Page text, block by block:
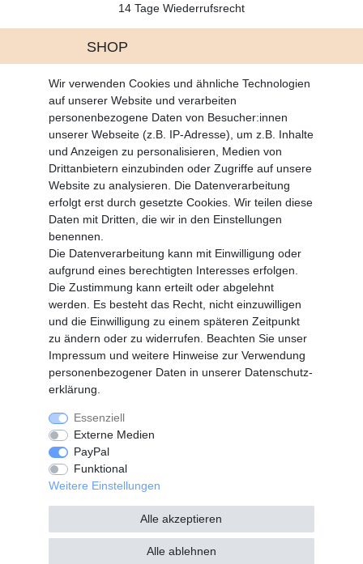
14 Tage Wiederrufsrecht
SHOP
Battrerie Gesetz
Fragen und Antworten
Zahlungsarten
MEIN KONTO
Altgeräte Verordnung
Login
Registrieren
Vertrag widerrufen
SERVICE
Info Material als PDF
Versand
Rückrufe
Galerie
Widerrufs­recht
Impressum
AGB Kontakt
Wir verwenden Cookies und ähnliche Technologien
auf unserer Website und verarbeiten
personenbezogene Daten von Besucher:innen
unserer Webseite (z.B. IP-Adresse), um z.B. Inhalte
und Anzeigen zu personalisieren, Medien von
Drittanbietern einzubinden oder Zugriffe auf unsere
Website zu analysieren. Die Datenverarbeitung
erfolgt erst durch gesetzte Cookies. Wir teilen diese
Daten mit Dritten, die wir in den Einstellungen
benennen.
Die Datenverarbeitung kann mit Einwilligung oder
aufgrund eines berechtigten Interesses erfolgen.
Die Zustimmung kann erteilt oder abgelehnt
werden. Es besteht das Recht, nicht einzuwilligen
und die Einwilligung zu einem späteren Zeitpunkt
zu ändern oder zu widerrufen. Beachten Sie unser
Impressum und weitere Hinweise zur Verwendung
personenbezogener Daten in unserer Daten­schutz­
erklärung
Essenziell
Externe Medien
PayPal
Funktional
Weitere Einstellungen
Alle akzeptieren
Alle ablehnen